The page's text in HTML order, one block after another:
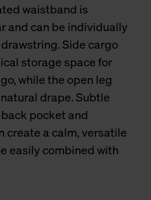
waistband is
and can be individually
Side cargo
storage space for
while the open leg
drape. Subtle
pocket and
create a calm, versatile
easily combined with